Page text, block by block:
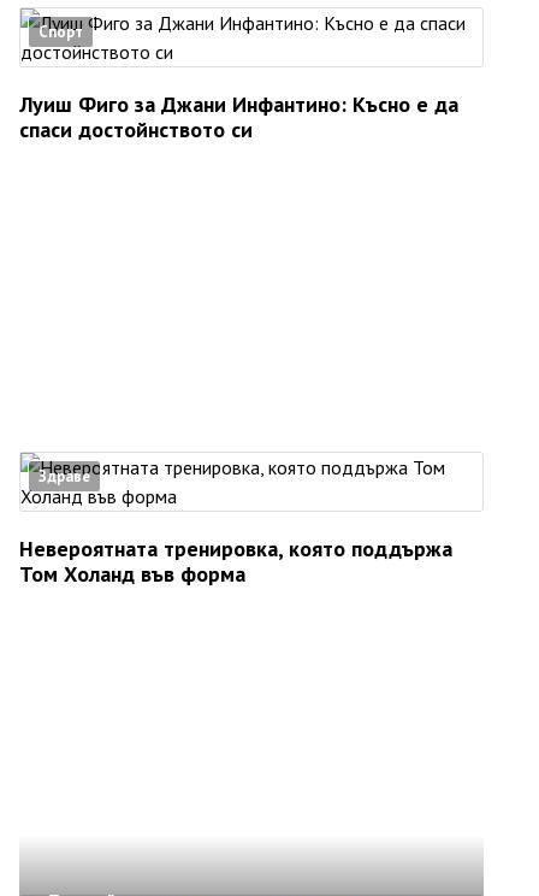
Спорт
Луиш Фиго за Джани Инфантино: Късно е да
спаси достойнството си
Здраве
Невероятната тренировка, която поддържа
Том Холанд във форма